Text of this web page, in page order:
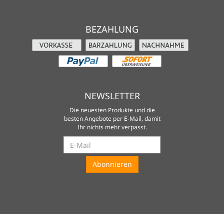
BEZAHLUNG
NEWSLETTER
Die neuesten Produkte und die
besten Angebote per E-Mail, damit
Ihr nichts mehr verpasst.
Abonnieren